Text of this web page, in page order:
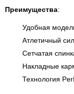
Преимущества:
Удобная
Атлетичный
Сетчатая
Накладные
Технология